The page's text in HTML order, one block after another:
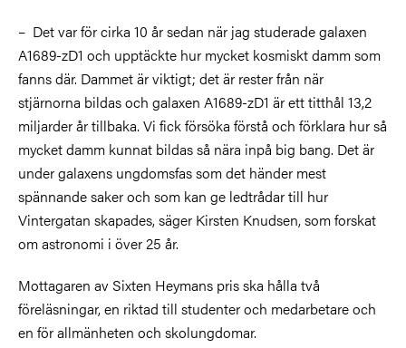
– Det var för cirka 10 år sedan när jag studerade galaxen
A1689-zD1 och upptäckte hur mycket kosmiskt damm som
fanns där. Dammet är viktigt; det är rester från när
stjärnorna bildas och galaxen A1689-zD1 är ett titthål 13,2
miljarder år tillbaka. Vi fick försöka förstå och förklara hur så
mycket damm kunnat bildas så nära inpå big bang. Det är
under galaxens ungdomsfas som det händer mest
spännande saker och som kan ge ledtrådar till hur
Vintergatan skapades, säger Kirsten Knudsen, som forskat
om astronomi i över 25 år.
Mottagaren av Sixten Heymans pris ska hålla två
föreläsningar, en riktad till studenter och medarbetare och
en för allmänheten och skolungdomar.